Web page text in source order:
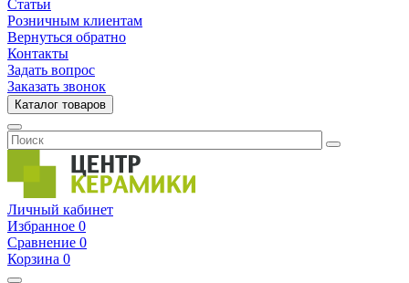
Статьи
Розничным клиентам
Вернуться обратно
Контакты
Задать вопрос
Заказать звонок
Каталог товаров
Личный кабинет
Избранное 0
Сравнение 0
Корзина 0